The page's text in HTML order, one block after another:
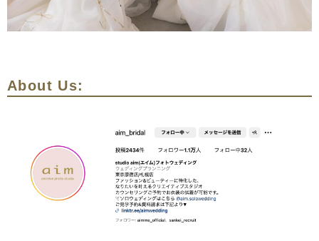
About Us: